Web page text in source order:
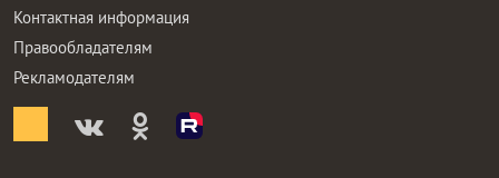
Контактная информация
Правообладателям
Рекламодателям